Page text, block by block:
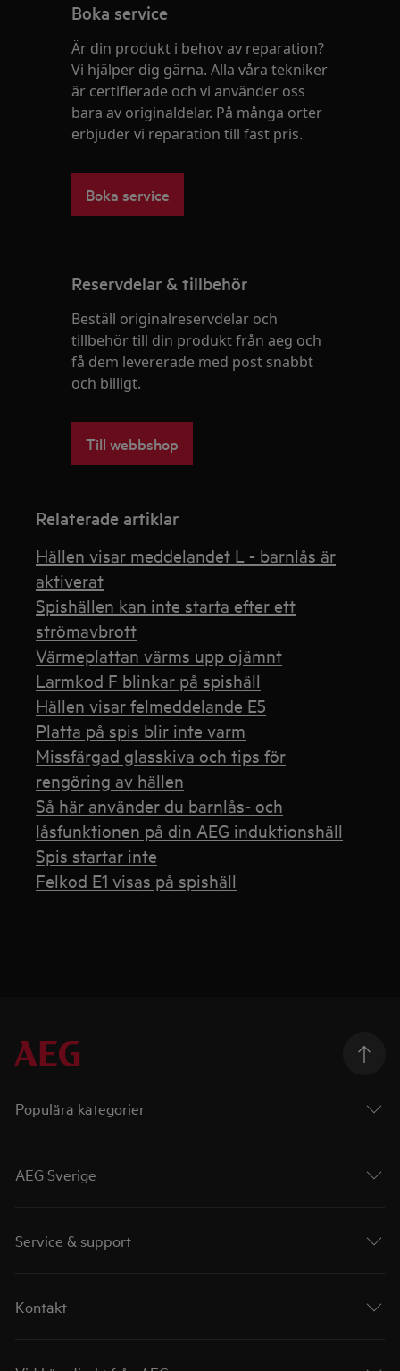
Boka service
Är din produkt i behov av reparation?
Vi hjälper dig gärna. Alla våra tekniker
är certifierade och vi använder oss
bara av originaldelar. På många orter
erbjuder vi reparation till fast pris.
Boka service
Reservdelar & tillbehör
Beställ originalreservdelar och
tillbehör till din produkt från aeg och
få dem levererade med post snabbt
och billigt.
Till webbshop
Relaterade artiklar
Hällen visar meddelandet L - barnlås är
aktiverat
Spishällen kan inte starta efter ett
strömavbrott
Värmeplattan värms upp ojämnt
Larmkod F blinkar på spishäll
Hällen visar felmeddelande E5
Platta på spis blir inte varm
Missfärgad glasskiva och tips för
rengöring av hällen
Så här använder du barnlås- och
låsfunktionen på din AEG induktionshäll
Spis startar inte
Felkod E1 visas på spishäll
Populära kategorier
AEG Sverige
Service & support
Kontakt